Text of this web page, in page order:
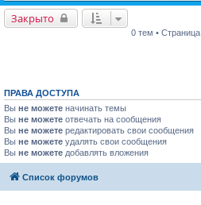
Закрыто
0 тем • Страница
ПРАВА ДОСТУПА
Вы не можете начинать темы
Вы не можете отвечать на сообщения
Вы не можете редактировать свои сообщения
Вы не можете удалять свои сообщения
Вы не можете добавлять вложения
Список форумов